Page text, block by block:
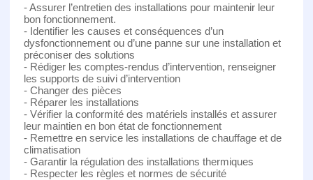
- Assurer l’entretien des installations pour maintenir leur
bon fonctionnement.
- Identifier les causes et conséquences d’un
dysfonctionnement ou d’une panne sur une installation et
préconiser des solutions
- Rédiger les comptes-rendus d’intervention, renseigner
les supports de suivi d’intervention
- Changer des pièces
- Réparer les installations
- Vérifier la conformité des matériels installés et assurer
leur maintien en bon état de fonctionnement
- Remettre en service les installations de chauffage et de
climatisation
- Garantir la régulation des installations thermiques
- Respecter les règles et normes de sécurité